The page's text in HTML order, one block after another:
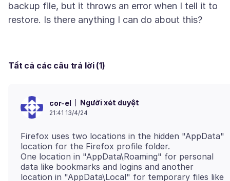
backup file, but it throws an error when I tell it to
Tất cả các câu trả lời (1)
cor-el Người xét duyệt
21:41 13/4/24
Firefox uses two locations in the hidden "AppData"
location for the Firefox profile folder.
One location in "AppData\Roaming" for personal
data like bookmarks and logins and another
location in "AppData\Local" for temporary files like